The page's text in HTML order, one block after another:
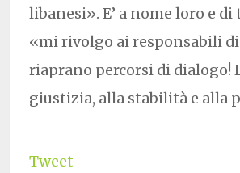
libanesi». E’ a nome loro e
«mi rivolgo ai responsabili
riaprano percorsi di dialogo!
giustizia, alla stabilità e alla
Tweet